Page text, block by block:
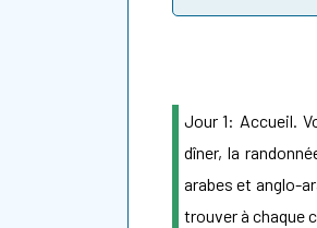
Jour 1: Accueil.
dîner, la
arabes et anglo-
trouver à chaque